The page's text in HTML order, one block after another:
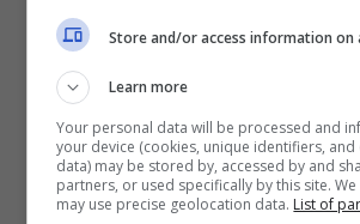
Romagnoli per infortunio,
35′ – Occasione per
Hojlund si mette in proprio e
destro, palla di poco fuori.
Store and/or access information on
Learn more
Your personal data will be processed and
your device (cookies, unique identifiers, and
data) may be stored by, accessed by and
partners, or used specifically by this site.
may use precise geolocation data. List of